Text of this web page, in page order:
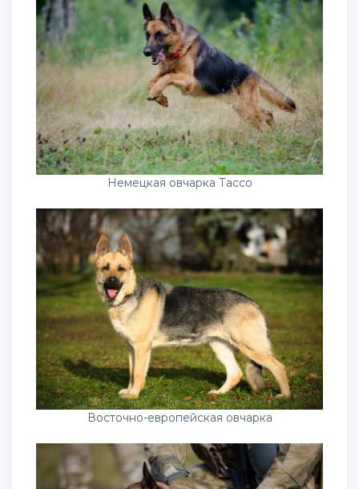
Немецкая овчарка Тассо
Восточно-европейская овчарка